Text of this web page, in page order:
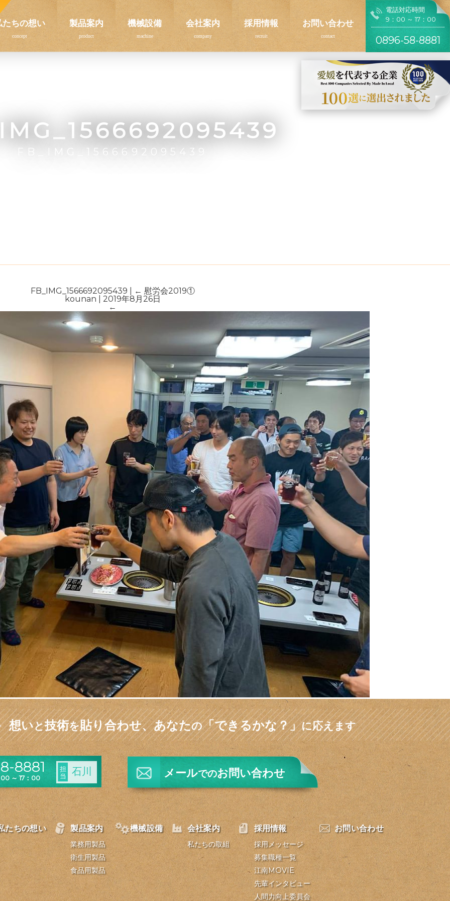
たちの想い 製品案内 機械設備 会社案内 採用情報 お問い合わせ
電話対応時間
9：00 ～ 17：00
0896-58-8881
FB_IMG_1566692095439 ← 慰労会2019①
kounan
2019年8月26日
←
想いと技術を貼り合わせ、あなたの「できるかな？」に応えます
8881
～ 17：00
担
当
石川 メールでのお問い合わせ
たちの想い 製品案内
業務用製品
衛生用製品
食品用製品
機械設備 会社案内
私たちの取組
採用情報
採用メッセージ
募集職種一覧
江南MOVIE
先輩インタビュー
人間力向上委員会
お問い合わせ